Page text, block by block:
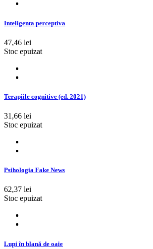
Inteligenta perceptiva
47,46 lei
Stoc epuizat
Terapiile cognitive (ed. 2021)
31,66 lei
Stoc epuizat
Psihologia Fake News
62,37 lei
Stoc epuizat
Lupi în blană de oaie